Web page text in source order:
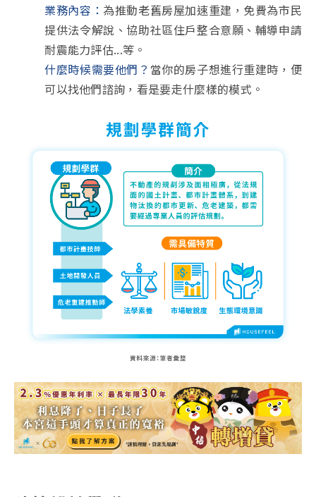
業務內容： 為推動老舊房屋加速重建，免費為市民
提供法令解說、協助社區住戶整合意願、輔導申請
耐震能力評估...等。
什麼時候需要他們？ 當你的房子想進行重建時，便
可以找他們諮詢，看是要走什麼樣的模式。